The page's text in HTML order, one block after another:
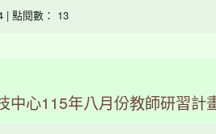
| 點閱數： 13
中心115年八月份教師研習計